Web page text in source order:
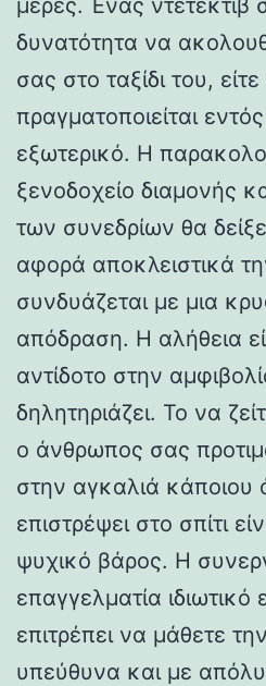
δυνατότητα να
σας στο ταξίδι του,
πραγματοποιείται
εξωτερικό. Η
ξενοδοχείο διαμονής
των συνεδρίων θα
αφορά αποκλειστικά
συνδυάζεται με μια
απόδραση. Η αλήθεια
αντίδοτο στην
δηλητηριάζει. Το να
ο άνθρωπος σας
στην αγκαλιά κάποιου
επιστρέψει στο σπίτι
ψυχικό βάρος. Η
επαγγελματία
επιτρέπει να μάθετε
υπεύθυνα και με